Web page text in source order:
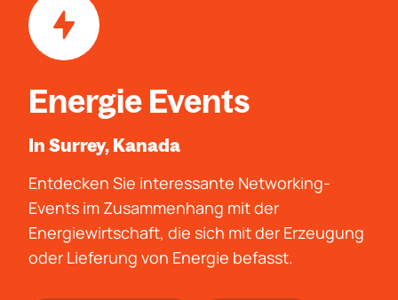
Energie Events
In Surrey, Kanada
Entdecken Sie interessante Networking-
Events im Zusammenhang mit der
Energiewirtschaft, die sich mit der Erzeugung
oder Lieferung von Energie befasst.